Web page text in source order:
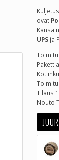
ovat
UPS ja
Tilaus
Nouto